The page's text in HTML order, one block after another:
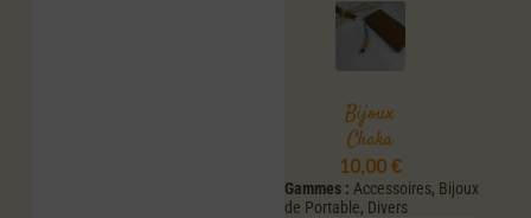
Bijoux
Chaka
10,00 €
Gammes : Accessoires, Bijoux
de Portable, Divers